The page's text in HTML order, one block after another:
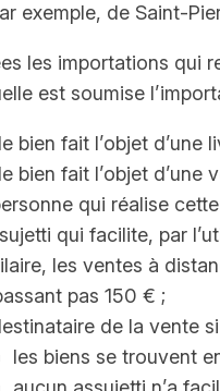
exemple, de Saint-
les importations qui
est soumise
bien fait l’objet
bien fait l’objet
qui réalise
qui facilite, par
les ventes à
pas 150 € ;
de la vente
les biens se trouvent